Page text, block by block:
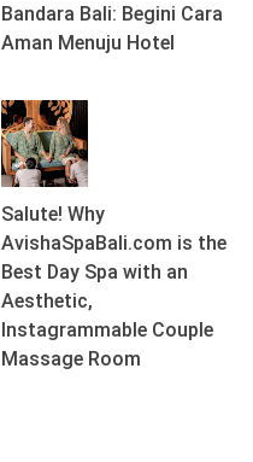
Bandara Bali: Begini Cara
Aman Menuju Hotel
Salute! Why
AvishaSpaBali.com is the
Best Day Spa with an
Aesthetic,
Instagrammable Couple
Massage Room